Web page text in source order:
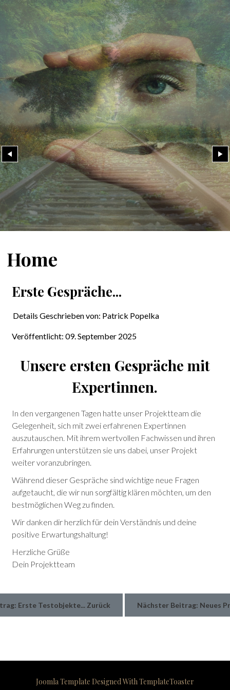
Home
Erste Gespräche...
Details Geschrieben von: Patrick Popelka
Veröffentlicht: 09. September 2025
Unsere ersten Gespräche mit
Expertinnen.
In den vergangenen Tagen hatte unser Projektteam die
Gelegenheit, sich mit zwei erfahrenen Expertinnen
auszutauschen. Mit ihrem wertvollen Fachwissen und ihren
Erfahrungen unterstützen sie uns dabei, unser Projekt
weiter voranzubringen.
Während dieser Gespräche sind wichtige neue Fragen
aufgetaucht, die wir nun sorgfältig klären möchten, um den
bestmöglichen Weg zu finden.
Wir danken dir herzlich für dein Verständnis und deine
positive Erwartungshaltung!
Herzliche Grüße
Dein Projektteam
Erste Testobjekte... Zurück Nächster Beitrag: Neues
Joomla Template Designed With TemplateToaster